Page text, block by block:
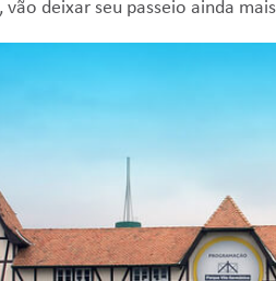
vão deixar seu passeio ainda